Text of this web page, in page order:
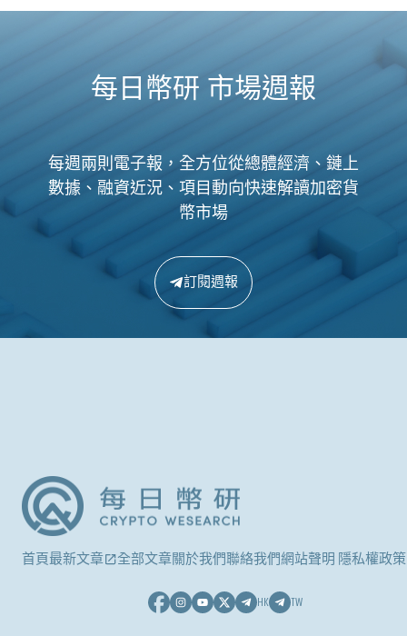
每日幣研 市場週報
每週兩則電子報，全方位從總體經濟、鏈上
數據、融資近況、項目動向快速解讀加密貨
幣市場
訂閱週報
首頁最新文章 全部文章關於我們聯絡我們網站聲明 隱私權政策
HK TW